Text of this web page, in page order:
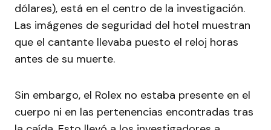
dólares), está en el centro de la investigación.
Las imágenes de seguridad del hotel muestran
que el cantante llevaba puesto el reloj horas
antes de su muerte.
Sin embargo, el Rolex no estaba presente en el
cuerpo ni en las pertenencias encontradas tras